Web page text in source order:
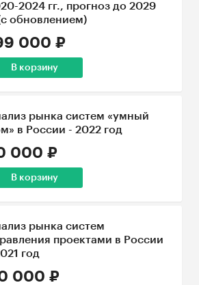
2024 гг., прогноз до 2029
обновлением)
000 ₽
В корзину
рынка систем «умный
в России - 2022 год
000 ₽
В корзину
рынка систем
проектами в России
год
000 ₽